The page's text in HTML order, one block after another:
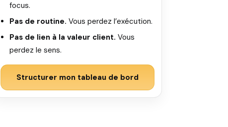
focus.
Pas de routine. Vous perdez l’exécution.
Pas de lien à la valeur client. Vous
perdez le sens.
Structurer mon tableau de bord